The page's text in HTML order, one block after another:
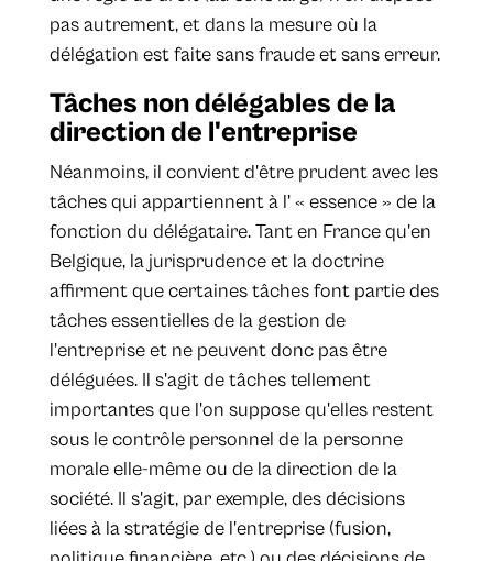
pas autrement, et dans la mesure où la
délégation est faite sans fraude et sans erreur.
Tâches non délégables de la
direction de l'entreprise
Néanmoins, il convient d'être prudent avec les
tâches qui appartiennent à l' « essence » de la
fonction du délégataire. Tant en France qu'en
Belgique, la jurisprudence et la doctrine
affirment que certaines tâches font partie des
tâches essentielles de la gestion de
l'entreprise et ne peuvent donc pas être
déléguées. Il s'agit de tâches tellement
importantes que l'on suppose qu'elles restent
sous le contrôle personnel de la personne
morale elle-même ou de la direction de la
société. Il s'agit, par exemple, des décisions
liées à la stratégie de l'entreprise (fusion,